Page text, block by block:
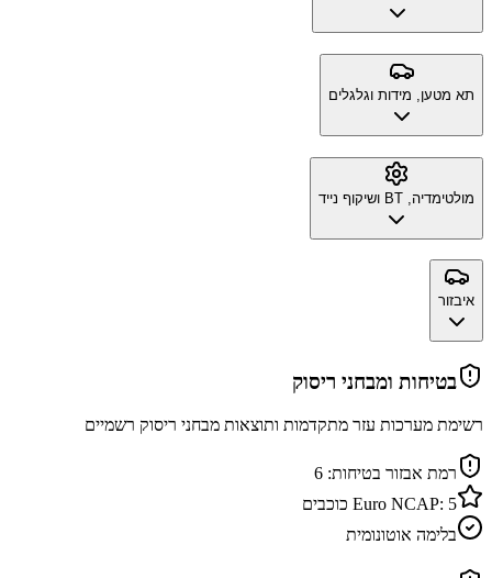
תא מטען, מידות וגלגלים
מולטימדיה, BT ושיקוף נייד
איבזור
בטיחות ומבחני ריסוק
רשימת מערכות עזר מתקדמות ותוצאות מבחני ריסוק רשמיים
רמת אבזור בטיחות: 6
Euro NCAP: 5
כוכבים
בלימה אוטונומית